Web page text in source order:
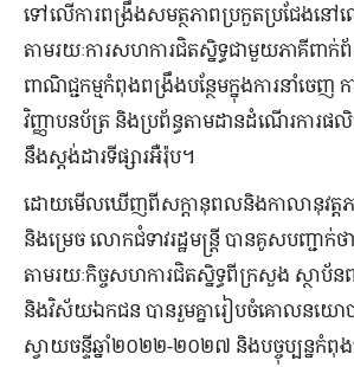
ទៅលើការពង្រឹងសមត្ថភាពប្រកួតប្រជែងន
តាមរយៈការសហការជិតស្និទ្ធ​ជាមួយភាគីពា
ពាណិជ្ជកម្មកំពុងពង្រឹងបន្ថែមក្នុងការនាំចេញ
វិញ្ញាបនប័ត្រ និងប្រព័ន្ធតាមដានដំណើរការផលិ
នឹងស្តង់ដារទីផ្សារអឺរ៉ុប។
ដោយមើលឃើញពីសក្តានុពលនិងកាលានុវត្តភ
និងម្រេច លោកជំទាវរដ្ឋមន្ត្រី បានគូសបញ្ជាក់
តាមរយៈកិច្ចសហការជិតស្និទ្ធពីក្រសួង ស្ថាប័ន
និងវិស័យឯកជន បានរួមគ្នារៀបចំគោលនយោ
ស្វាយចន្ទីឆ្នាំ២០២២-២០២៧ និងបច្ចុប្បន្នកំពុ